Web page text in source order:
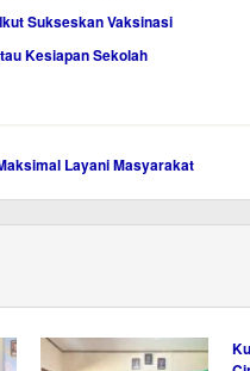
Sukseskan Vaksinasi
Kesiapan Sekolah
Layani Masyarakat